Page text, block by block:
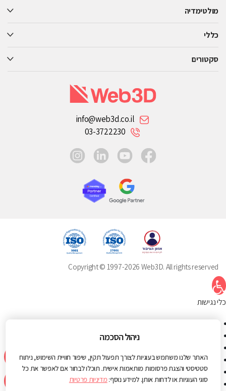
מולטימדיה
כללי
סקטורים
info@web3d.co.il
03-3722230
facebook
youtube
linkedin
Copyright © 1997-2026 Web3D. All rights reserved
פתח סרגל נגישות
כלי נגישות
הגדל טקסט
ניגודיות גבוהה
ניגודיות הפוכה
רקע בהיר
ניהול הסכמה
האתר שלנו משתמש בעוגיות לצורך תפעול תקין, שיפור חוויית השימוש, ניתוח
סטטיסטי והצגת פרסומות מותאמות אישית. תוכלו לבחור אם לאפשר את כל
סוגי העוגיות או לדחות אותן. למידע נוסף:מדיניות פרטיות